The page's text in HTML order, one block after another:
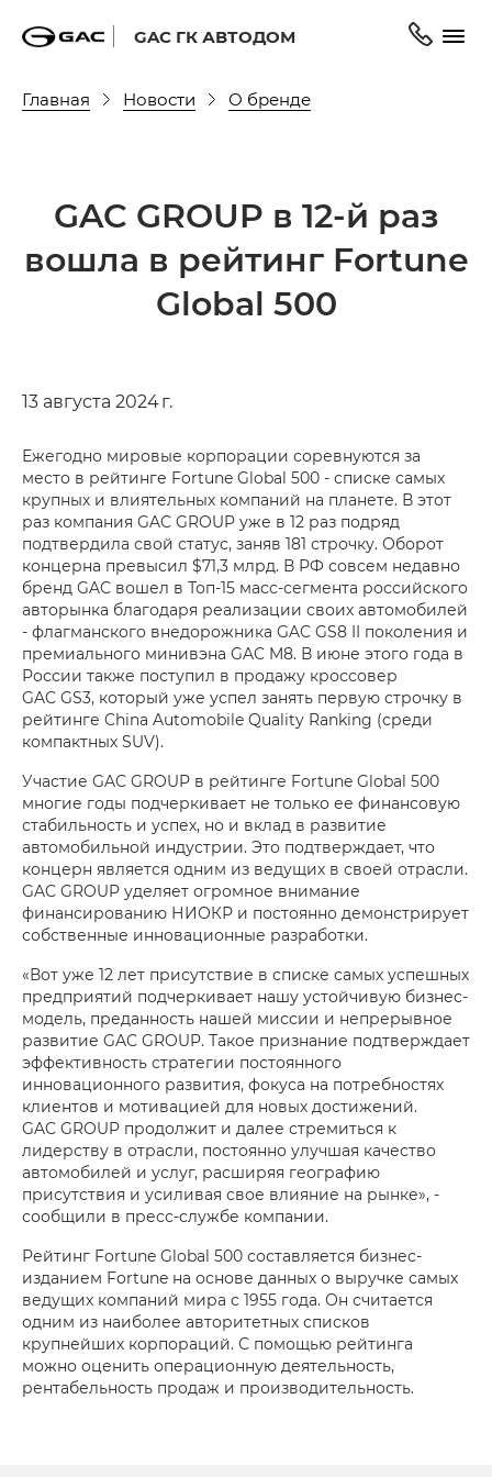
GAC ГК АВТОДОМ
Главная Новости О бренде
GAC GROUP в 12-й раз
вошла в рейтинг Fortune
Global 500
13 августа 2024 г.
Ежегодно мировые корпорации соревнуются за
место в рейтинге Fortune Global 500 - списке самых
крупных и влиятельных компаний на планете. В этот
раз компания GAC GROUP уже в 12 раз подряд
подтвердила свой статус, заняв 181 строчку. Оборот
концерна превысил $71,3 млрд. В РФ совсем недавно
бренд GAC вошел в Топ-15 масс-сегмента российского
авторынка благодаря реализации своих автомобилей
- флагманского внедорожника GAC GS8 II поколения и
премиального минивэна GAC M8. В июне этого года в
России также поступил в продажу кроссовер
GAC GS3, который уже успел занять первую строчку в
рейтинге China Automobile Quality Ranking (среди
компактных SUV).
Участие GAC GROUP в рейтинге Fortune Global 500
многие годы подчеркивает не только ее финансовую
стабильность и успех, но и вклад в развитие
автомобильной индустрии. Это подтверждает, что
концерн является одним из ведущих в своей отрасли.
GAC GROUP уделяет огромное внимание
финансированию НИОКР и постоянно демонстрирует
собственные инновационные разработки.
«Вот уже 12 лет присутствие в списке самых успешных
предприятий подчеркивает нашу устойчивую бизнес-
модель, преданность нашей миссии и непрерывное
развитие GAC GROUP. Такое признание подтверждает
эффективность стратегии постоянного
инновационного развития, фокуса на потребностях
клиентов и мотивацией для новых достижений.
GAC GROUP продолжит и далее стремиться к
лидерству в отрасли, постоянно улучшая качество
автомобилей и услуг, расширяя географию
присутствия и усиливая свое влияние на рынке», -
сообщили в пресс-службе компании.
Рейтинг Fortune Global 500 составляется бизнес-
изданием Fortune на основе данных о выручке самых
ведущих компаний мира c 1955 года. Он считается
одним из наиболее авторитетных списков
крупнейших корпораций. С помощью рейтинга
можно оценить операционную деятельность,
рентабельность продаж и производительность.